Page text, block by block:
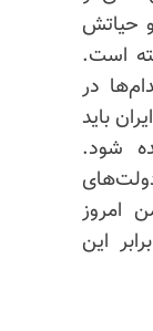
حیاتش
است.
در
باید
شود.
امروز
این